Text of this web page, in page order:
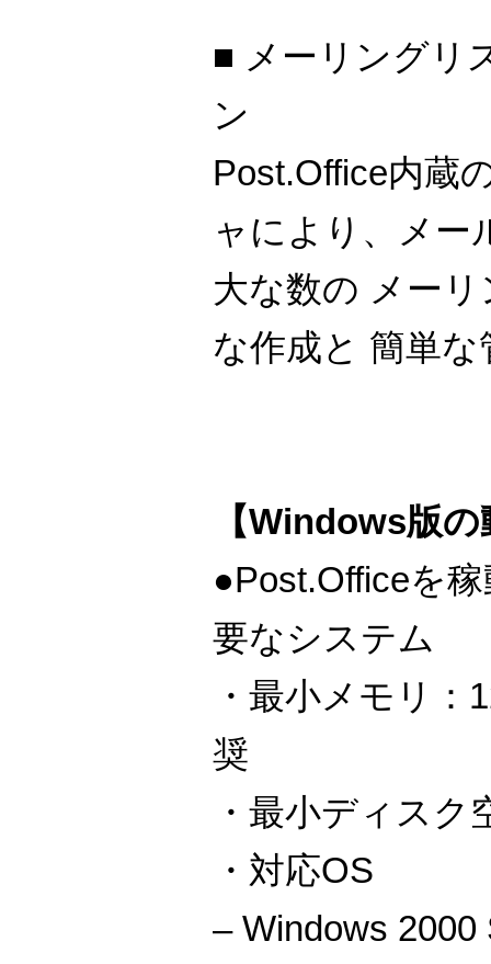
■ メーリングリ
ン
Post.Office内蔵
ャにより、メー
大な数の メー
な作成と 簡単
【Windows版
●Post.Officeを
要なシステム
・最小メモリ：
奨
・最小ディスク
・対応OS
– Windows 2000